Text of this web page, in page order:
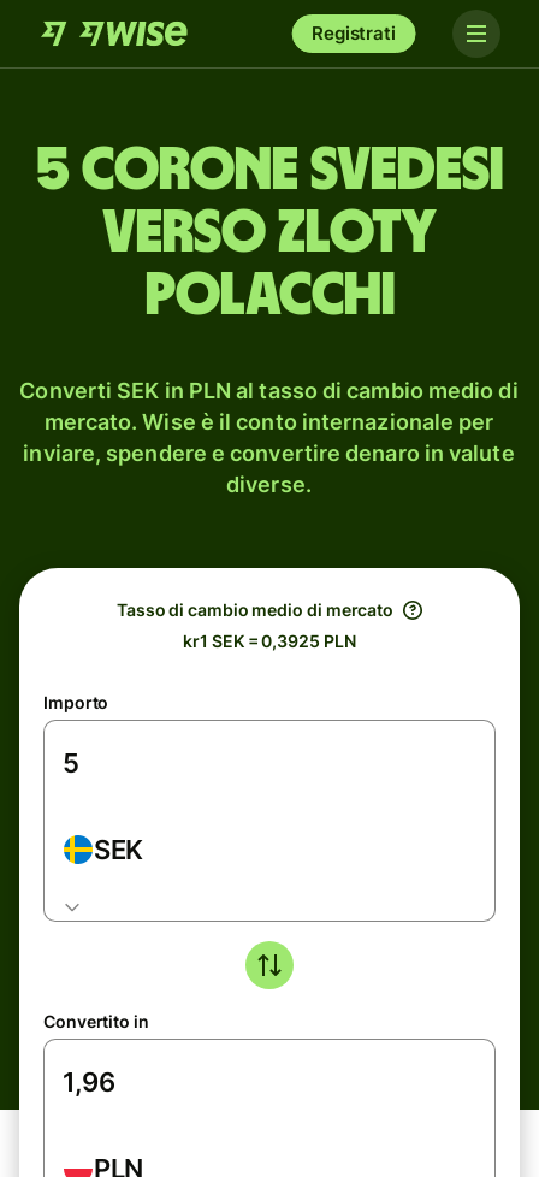
Registrati
5 corone svedesi
verso zloty
polacchi
Converti SEK in PLN al tasso di cambio medio di
mercato. Wise è il conto internazionale per
inviare, spendere e convertire denaro in valute
diverse.
Tasso di cambio medio di mercato
kr1 SEK = 0,3925 PLN
Importo
SEK
Convertito in
PLN